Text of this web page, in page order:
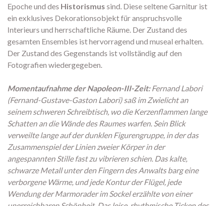
Epoche und des Historismus sind. Diese seltene Garnitur ist
ein exklusives Dekorationsobjekt für anspruchsvolle
Interieurs und herrschaftliche Räume. Der Zustand des
gesamten Ensembles ist hervorragend und museal erhalten.
Der Zustand des Gegenstands ist vollständig auf den
Fotografien wiedergegeben.
Momentaufnahme der Napoleon-III-Zeit: Fernand Labori
(Fernand-Gustave-Gaston Labori) saß im Zwielicht an
seinem schweren Schreibtisch, wo die Kerzenflammen lange
Schatten an die Wände des Raumes warfen. Sein Blick
verweilte lange auf der dunklen Figurengruppe, in der das
Zusammenspiel der Linien zweier Körper in der
angespannten Stille fast zu vibrieren schien. Das kalte,
schwarze Metall unter den Fingern des Anwalts barg eine
verborgene Wärme, und jede Kontur der Flügel, jede
Wendung der Marmorader im Sockel erzählte von einer